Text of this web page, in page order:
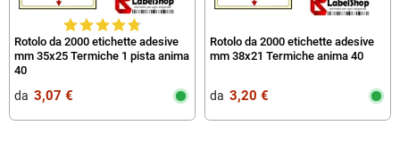
Rotolo da 2000 etichette adesive
mm 35x25 Termiche 1 pista anima
40
da‎ ‎ 3,07 €
Rotolo da 2000 etichette adesive
mm 38x21 Termiche anima 40
da‎ ‎ 3,20 €